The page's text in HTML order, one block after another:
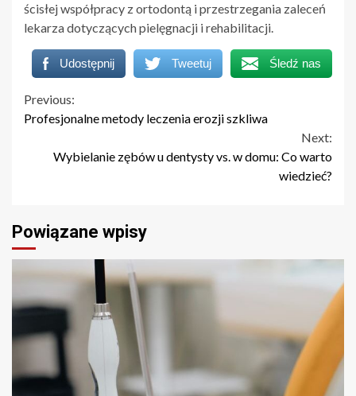
ścisłej współpracy z ortodontą i przestrzegania zaleceń
lekarza dotyczących pielęgnacji i rehabilitacji.
Udostępnij Tweetuj Śledź nas
Continue
Previous:
Profesjonalne metody leczenia erozji szkliwa
Next:
Wybielanie zębów u dentysty vs. w domu: Co warto
wiedzieć?
Powiązane wpisy